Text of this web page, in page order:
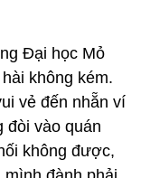
Đại học Mỏ
không kém.
vẻ đến nhẵn ví
đòi vào quán
không được,